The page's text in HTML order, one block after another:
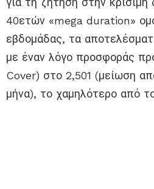
40ετών «mega duration»
εβδομάδας, τα
με έναν λόγο προσφοράς
Cover) στο 2,501 (μείωση
μήνα), το χαμηλότερο από